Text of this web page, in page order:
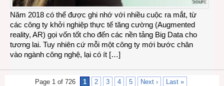
Năm 2018 có thể được ghi nhớ với nhiều cuộc ra mắt, từ
các công ty khởi nghiệp thực tế tăng cường (Augmented
reality, AR) gọi vốn tốt cho đến các nền tảng Big Data cho
tương lai. Tuy nhiên cứ mỗi một công ty mới bước chân
vào ngành công nghệ, lại có ít […]
Page 1 of 726 1 2 3 4 5 Next › Last »